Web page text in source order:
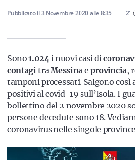
Servizi
Resta sempre aggiornato con le
nostra newsletter
Iscriviti
Pubblicato il3 Novembre 2020alle8:35 2'
Sono1.024i nuovi casi di
contagitraMessinae provincia,
tamponi processati. Salgono così
positivi al covid-19 sull’Isola. I
bollettino del 2 novembre 2020
persone decedute sono 18.
coronavirus nelle singole